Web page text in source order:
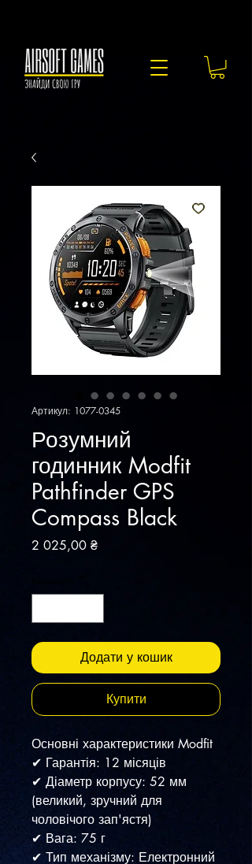
Артикул: 1077-0345
Розумний
годинник Modfit
Pathfinder GPS
Compass Black
2 025,00 ₴Ціна
Додати у кошик
Купити
Основні характеристики Modfit
✔ Гарантія: 12 місяців
✔ Діаметр корпусу: 52 мм
(великий, зручний для
чоловічого зап'ястя)
✔ Вага: 75 г
✔ Тип механізму: Електронний